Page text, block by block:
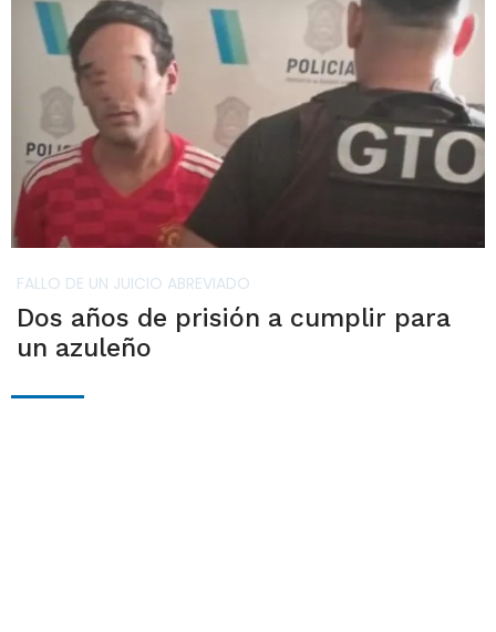
FALLO DE UN JUICIO ABREVIADO
Dos años de prisión a cumplir para
un azuleño